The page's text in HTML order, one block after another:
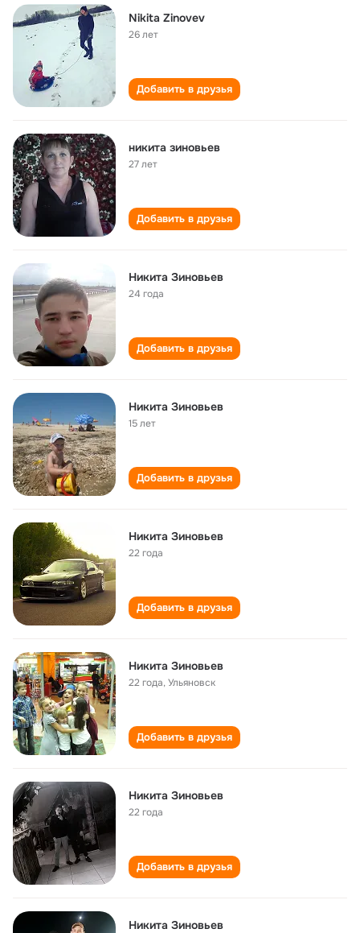
Nikita Zinovev
26 лет
Добавить в друзья
никита зиновьев
27 лет
Добавить в друзья
Никита Зиновьев
24 года
Добавить в друзья
Никита Зиновьев
15 лет
Добавить в друзья
Никита Зиновьев
22 года
Добавить в друзья
Никита Зиновьев
22 года,Ульяновск
Добавить в друзья
Никита Зиновьев
22 года
Добавить в друзья
Никита Зиновьев